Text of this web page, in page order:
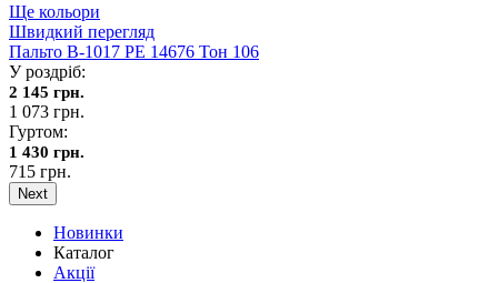
Ще кольори
Швидкий перегляд
Пальто В-1017 PE 14676 Тон 106
У роздріб:
2 145 грн.
1 073 грн.
Гуртом:
1 430 грн.
715 грн.
Next
Новинки
Каталог
Акції